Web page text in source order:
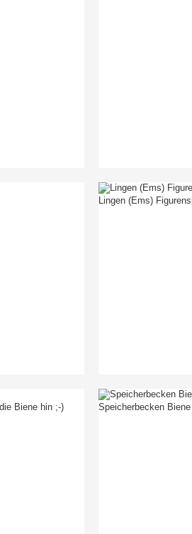
Lingen (Ems)
Biene hin ;-) Speicherbecken Biene